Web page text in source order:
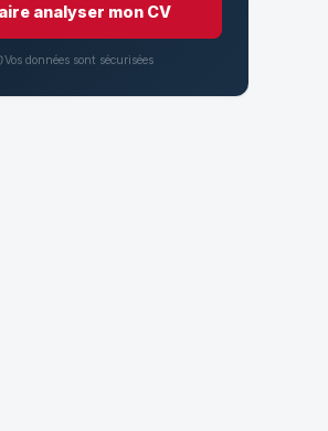
analyser mon CV
Vos données sont sécurisées